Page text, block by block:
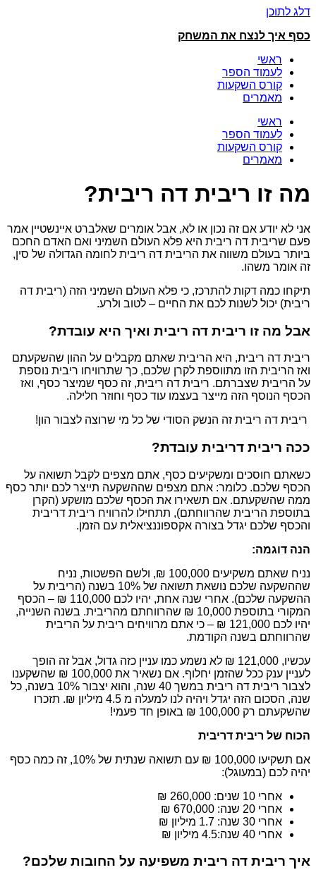
דלג לתוכן
כסף איך לנצח את המשחק
ראשי
לעמוד הספר
קורס השקעות
מאמרים
ראשי
לעמוד הספר
קורס השקעות
מאמרים
מה זו ריבית דה ריבית?
אני לא יודע אם זה נכון או לא, אבל אומרים שאלברט איינשטיין אמר
פעם שריבית דה ריבית היא פלא העולם השמיני ואם האדם החכם
ביותר בעולם משווה את הריבית דה ריבית לחומה הגדולה של סין,
זה אומר משהו.
תיקחו כמה דקות להתרכז, כי פלא העולם השמיני הזה (ריבית דה
ריבית) יכול לשנות לכם את החיים – לטוב ולרע.
אבל מה זו ריבית דה ריבית ואיך היא עובדת?
ריבית דה ריבית, היא הריבית שאתם מקבלים על ההון שהשקעתם
ואז הריבית הזו מתווספת לקרן שלכם, כך שתרוויחו ריבית נוספת
על הריבית שצברתם. ריבית דה ריבית, זה כסף שמיצר כסף, ואז
הכסף הנוסף הזה מייצר בעצמו עוד כסף וחוזר חלילה.
ריבית דה ריבית זה הנשק הסודי של כל מי שרוצה לצבור הון!
ככה ריבית דריבית עובדת?
כשאתם חוסכים ומשקיעים כסף, אתם מצפים לקבל תשואה על
הכסף שלכם. כלומר: אתם מצפים שההשקעה תייצר לכם יותר כסף
ממה שהשקעתם. אם תשאירו את הכסף שלכם מושקע (הקרן
בתוספת הריבית שהרווחתם), תתחילו להרוויח ריבית דריבית
והכסף שלכם יגדל בצורה אקספוננציאלית עם הזמן.
הנה דוגמה:
נניח שאתם משקיעים 100,000 ₪, ולשם הפשטות, נניח
שההשקעה שלכם נושאת תשואה של 10% בשנה (הריבית על
ההשקעה שלכם). אחרי שנה אחת, יהיו לכם 110,000 ₪ – הכסף
המקורי בתוספת 10,000 ₪ שהרווחתם מהריבית. בשנה השנייה,
יהיו לכם 121,000 ₪ – כי אתם מרוויחים ריבית על הריבית
שהרווחתם בשנה הקודמת.
עכשיו, 121,000 ₪ לא נשמע כמו עניין כזה גדול, אבל זה הופך
לעניין ענק ככל שהזמן יחלוף. אם נשאיר את 100,000 ₪ שהשקענו
לצבור ריבית דה ריבית במשך 40 שנה, והוא יצבור 10% בשנה, כל
שנה, הסכום הזה יגדל ויהיה לנו למעלה מ 4.5 מיליון ₪. תזכרו
שהשקעתם רק 100,000 ₪ באופן חד פעמי!
הכוח של ריבית דריבית
אם תשקיעו 100,000 ₪ עם תשואה שנתית של 10%, זה כמה כסף
יהיה לכם (במעוגל):
אחרי 10 שנים: 260,000 ₪
אחרי 20 שנה: 670,000 ₪
אחרי 30 שנה: 1.7 מיליון ₪
אחרי 40 שנה:4.5 מיליון ₪
איך ריבית דה ריבית משפיעה על החובות שלכם?